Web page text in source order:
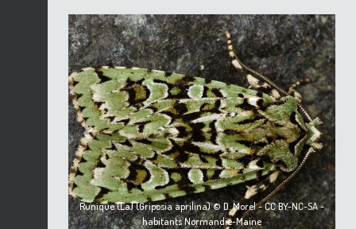
Runique (La) (Griposia aprilina) © D. Morel - CC BY-NC-SA -
habitants Normandie-Maine
Previous Next